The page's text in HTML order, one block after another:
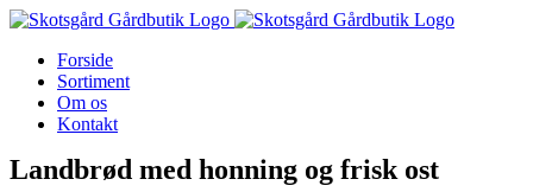
Skip
contentForside
Sortiment
Om os
Kontakt
Landbrød med honning og frisk ost